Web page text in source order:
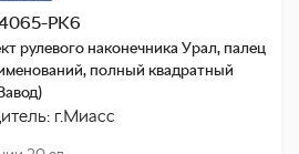
РК6
рулевого наконечника Урал, палец
полный квадратный
г.Миасс